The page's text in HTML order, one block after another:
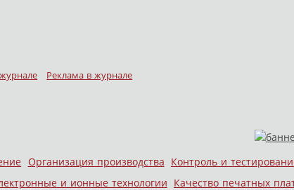
Реклама в журнале
Организация производства Контроль и
и ионные технологии Качество печатных